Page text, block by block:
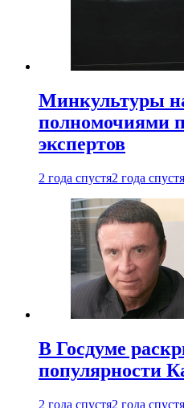
Минкультуры
полномочиями
экспертов
2 года спустя2 года спустя
В Госдуме
популярности
2 года спустя2 года спустя